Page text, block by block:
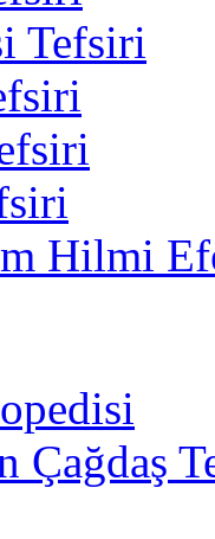
Tefsiri
Hilmi
Çağdaş